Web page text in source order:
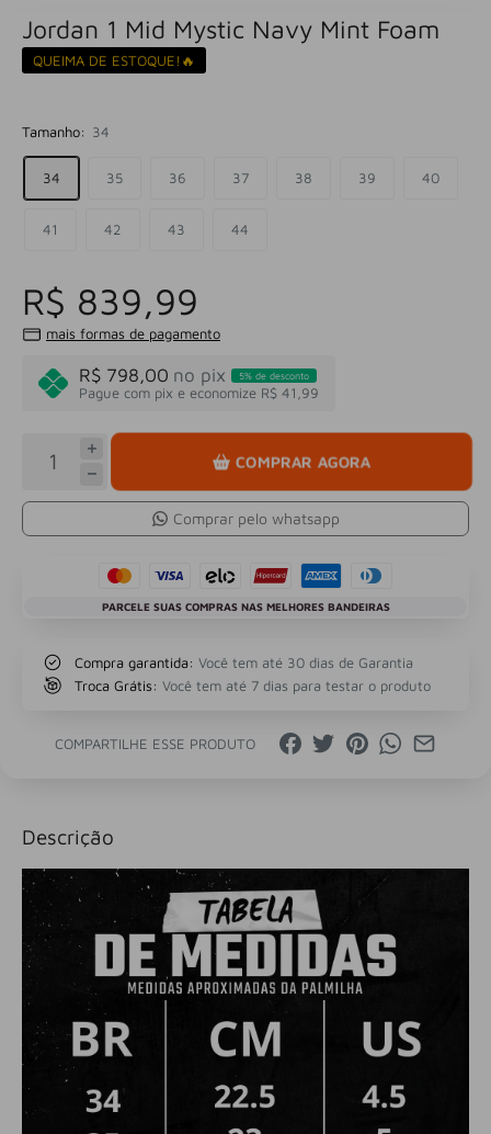
Jordan 1 Mid Mystic Navy Mint Foam
QUEIMA DE ESTOQUE!🔥
Tamanho: 34
34 35 36 37 38 39 40
41 42 43 44
R$ 839,99
mais formas de pagamento
R$ 798,00 no pix 5% de desconto
Pague com pix e economize R$ 41,99
COMPRAR AGORA
Comprar pelo whatsapp
PARCELE SUAS COMPRAS NAS MELHORES BANDEIRAS
Compra garantida: Você tem até 30 dias de Garantia
Troca Grátis: Você tem até 7 dias para testar o produto
COMPARTILHE ESSE PRODUTO
Descrição